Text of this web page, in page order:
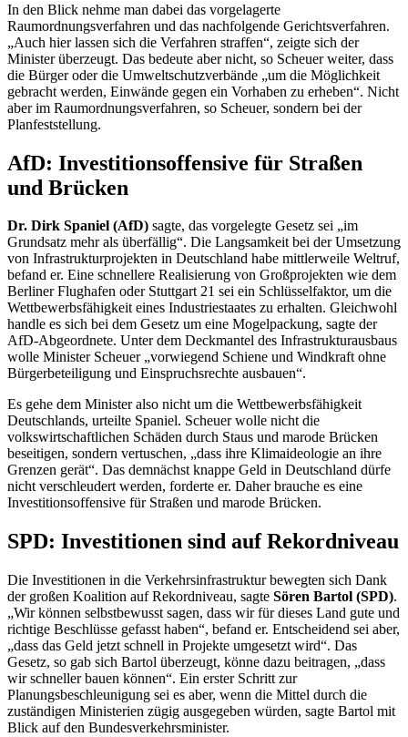
In den Blick nehme man dabei das vorgelagerte
Raumordnungsverfahren und das nachfolgende Gerichtsverfahren.
„Auch hier lassen sich die Verfahren straffen“, zeigte sich der
Minister überzeugt. Das bedeute aber nicht, so Scheuer weiter, dass
die Bürger oder die Umweltschutzverbände „um die Möglichkeit
gebracht werden, Einwände gegen ein Vorhaben zu erheben“. Nicht
aber im Raumordnungsverfahren, so Scheuer, sondern bei der
Planfeststellung.
AfD: Investitionsoffensive für Straßen
und Brücken
Dr. Dirk Spaniel (AfD) sagte, das vorgelegte Gesetz sei „im
Grundsatz mehr als überfällig“. Die Langsamkeit bei der Umsetzung
von Infrastrukturprojekten in Deutschland habe mittlerweile Weltruf,
befand er. Eine schnellere Realisierung von Großprojekten wie dem
Berliner Flughafen oder Stuttgart 21 sei ein Schlüsselfaktor, um die
Wettbewerbsfähigkeit eines Industriestaates zu erhalten. Gleichwohl
handle es sich bei dem Gesetz um eine Mogelpackung, sagte der
AfD-Abgeordnete. Unter dem Deckmantel des Infrastrukturausbaus
wolle Minister Scheuer „vorwiegend Schiene und Windkraft ohne
Bürgerbeteiligung und Einspruchsrechte ausbauen“.
Es gehe dem Minister also nicht um die Wettbewerbsfähigkeit
Deutschlands, urteilte Spaniel. Scheuer wolle nicht die
volkswirtschaftlichen Schäden durch Staus und marode Brücken
beseitigen, sondern vertuschen, „dass ihre Klimaideologie an ihre
Grenzen gerät“. Das demnächst knappe Geld in Deutschland dürfe
nicht verschleudert werden, forderte er. Daher brauche es eine
Investitionsoffensive für Straßen und marode Brücken.
SPD: Investitionen sind auf Rekordniveau
Die Investitionen in die Verkehrsinfrastruktur bewegten sich Dank
der großen Koalition auf Rekordniveau, sagte Sören Bartol (SPD).
„Wir können selbstbewusst sagen, dass wir für dieses Land gute und
richtige Beschlüsse gefasst haben“, befand er. Entscheidend sei aber,
„dass das Geld jetzt schnell in Projekte umgesetzt wird“. Das
Gesetz, so gab sich Bartol überzeugt, könne dazu beitragen, „dass
wir schneller bauen können“. Ein erster Schritt zur
Planungsbeschleunigung sei es aber, wenn die Mittel durch die
zuständigen Ministerien zügig ausgegeben würden, sagte Bartol mit
Blick auf den Bundesverkehrsminister.